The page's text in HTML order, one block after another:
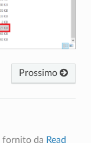
Prossimo
fornito da Read